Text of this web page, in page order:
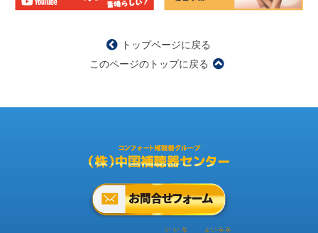
トップページに戻る
このページのトップに戻る